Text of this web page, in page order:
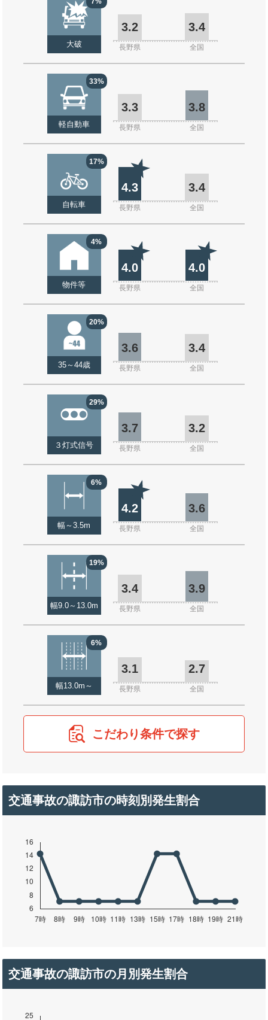
大破
3.2 3.4
長野県 全国
33%
軽自動車
3.3 3.8
長野県 全国
17%
自転車
4.3 3.4
長野県 全国
4%
物件等
4.0 4.0
長野県 全国
20%
35～44歳
3.6 3.4
長野県 全国
29%
３灯式信号
3.7 3.2
長野県 全国
6%
幅～3.5m
4.2 3.6
長野県 全国
19%
幅9.0～13.0m
3.4 3.9
長野県 全国
6%
幅13.0m～
3.1 2.7
長野県 全国
こだわり条件で探す
交通事故の諏訪市の時刻別発生割合
交通事故の諏訪市の月別発生割合